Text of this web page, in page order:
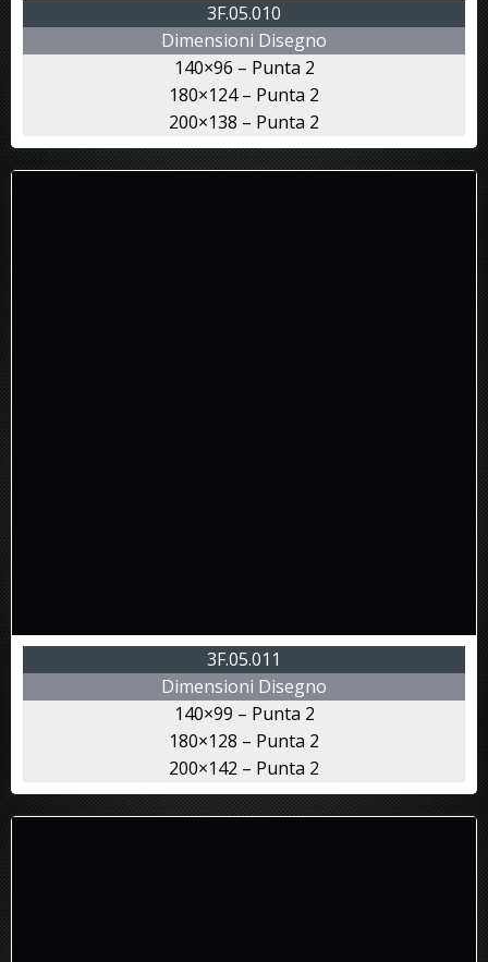
3F.05.010
Dimensioni Disegno
140×96 – Punta 2
180×124 – Punta 2
200×138 – Punta 2
3F.05.011
Dimensioni Disegno
140×99 – Punta 2
180×128 – Punta 2
200×142 – Punta 2